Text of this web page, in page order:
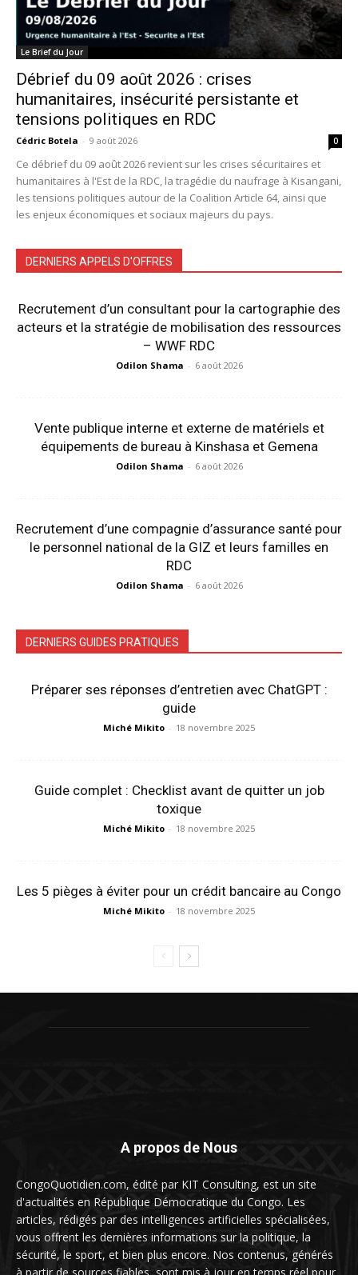
Le Brief du Jour
Débrief du 09 août 2026 : crises
humanitaires, insécurité persistante et
tensions politiques en RDC
Cédric Botela - 9 août 2026 0
Ce débrief du 09 août 2026 revient sur les crises sécuritaires et
humanitaires à l'Est de la RDC, la tragédie du naufrage à Kisangani,
les tensions politiques autour de la Coalition Article 64, ainsi que
les enjeux économiques et sociaux majeurs du pays.
DERNIERS APPELS D'OFFRES
Recrutement d’un consultant pour la cartographie des
acteurs et la stratégie de mobilisation des ressources
– WWF RDC
Odilon Shama - 6 août 2026
Vente publique interne et externe de matériels et
équipements de bureau à Kinshasa et Gemena
Odilon Shama - 6 août 2026
Recrutement d’une compagnie d’assurance santé pour
le personnel national de la GIZ et leurs familles en
RDC
Odilon Shama - 6 août 2026
DERNIERS GUIDES PRATIQUES
Préparer ses réponses d’entretien avec ChatGPT :
guide
Miché Mikito - 18 novembre 2025
Guide complet : Checklist avant de quitter un job
toxique
Miché Mikito - 18 novembre 2025
Les 5 pièges à éviter pour un crédit bancaire au Congo
Miché Mikito - 18 novembre 2025
A propos de Nous
CongoQuotidien.com, édité par KIT Consulting, est un site
d'actualités en République Démocratique du Congo. Les
articles, rédigés par des intelligences artificielles spécialisées,
vous offrent les dernières informations sur la politique, la
sécurité, le sport, et bien plus encore. Nos contenus, générés